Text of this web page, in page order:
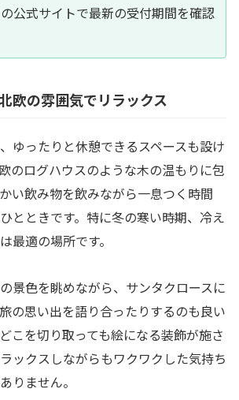
公式サイトで最新の受付期間を確認
欧の雰囲気でリラックス
ゆったりと休憩できるスペースも設け
のログハウスのような木の温もりに包
い飲み物を飲みながら一息つく時間
とときです。特に冬の寒い時期、冷え
最適の場所です。
景色を眺めながら、サンタクロースに
の思い出を語り合ったりするのも良い
こを切り取っても絵になる装飾が施さ
ックスしながらもワクワクした気持ち
りません。